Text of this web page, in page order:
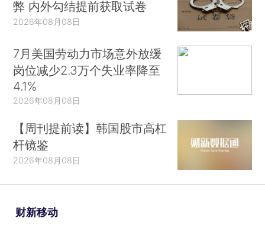
弊 内外勾结提前获取试卷
2026年08月08日
7月美国劳动力市场意外放缓
岗位减少2.3万个失业率降至
4.1%
2026年08月08日
【周刊提前读】韩国股市高杠
杆镜鉴
2026年08月08日
财新移动